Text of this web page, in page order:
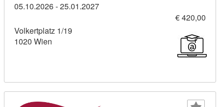
05.10.2026 - 25.01.2027
€ 420,00
Volkertplatz 1/19
1020 Wien